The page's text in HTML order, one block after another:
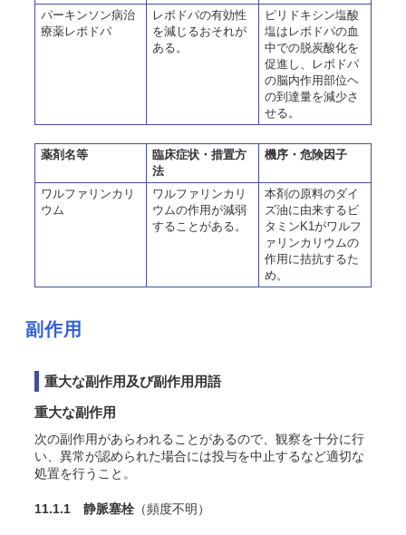
パーキンソン病治
療薬レボドパ
レボドパの有効性
を減じるおそれが
ある。
ピリドキシン塩酸
塩はレボドパの血
中での脱炭酸化を
促進し、レボドパ
の脳内作用部位ヘ
の到達量を減少さ
せる。
薬剤名等
臨床症状・措置方
法
機序・危険因子
ワルファリンカリ
ウム
ワルファリンカリ
ウムの作用が減弱
することがある。
本剤の原料のダイ
ズ油に由来するビ
タミンK1がワルフ
ァリンカリウムの
作用に拮抗するた
め。
副作用
重大な副作用及び副作用用語
重大な副作用
次の副作用があらわれることがあるので、観察を十分に行
い、異常が認められた場合には投与を中止するなど適切な
処置を行うこと。
11.1.1 静脈塞栓（頻度不明）